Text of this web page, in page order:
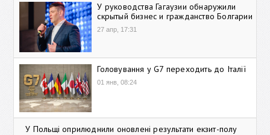
У руководства Гагаузии обнаружили
скрытый бизнес и гражданство Болгарии
27 апр, 17:31
Головування у G7 переходить до Італії
01 янв, 08:24
У Польщі оприлюднили оновлені результати екзит-полу